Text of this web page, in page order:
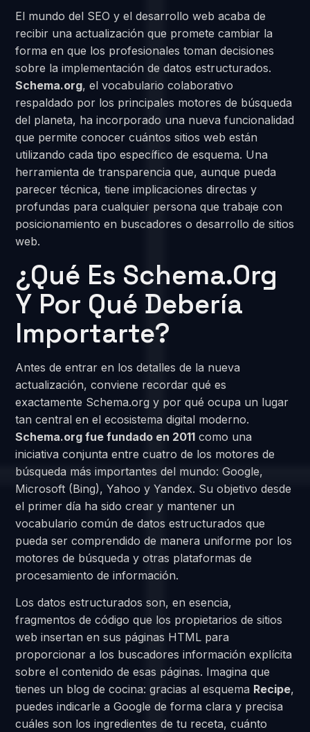
El mundo del SEO y el desarrollo web acaba de
recibir una actualización que promete cambiar la
forma en que los profesionales toman decisiones
sobre la implementación de datos estructurados.
Schema.org, el vocabulario colaborativo
respaldado por los principales motores de búsqueda
del planeta, ha incorporado una nueva funcionalidad
que permite conocer cuántos sitios web están
utilizando cada tipo específico de esquema. Una
herramienta de transparencia que, aunque pueda
parecer técnica, tiene implicaciones directas y
profundas para cualquier persona que trabaje con
posicionamiento en buscadores o desarrollo de sitios
web.
¿Qué Es Schema.org
Y Por Qué Debería
Importarte?
Antes de entrar en los detalles de la nueva
actualización, conviene recordar qué es
exactamente Schema.org y por qué ocupa un lugar
tan central en el ecosistema digital moderno.
Schema.org fue fundado en 2011 como una
iniciativa conjunta entre cuatro de los motores de
búsqueda más importantes del mundo: Google,
Microsoft (Bing), Yahoo y Yandex. Su objetivo desde
el primer día ha sido crear y mantener un
vocabulario común de datos estructurados que
pueda ser comprendido de manera uniforme por los
motores de búsqueda y otras plataformas de
procesamiento de información.
Los datos estructurados son, en esencia,
fragmentos de código que los propietarios de sitios
web insertan en sus páginas HTML para
proporcionar a los buscadores información explícita
sobre el contenido de esas páginas. Imagina que
tienes un blog de cocina: gracias al esquema Recipe,
puedes indicarle a Google de forma clara y precisa
cuáles son los ingredientes de tu receta, cuánto